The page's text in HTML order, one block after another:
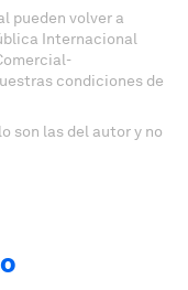
pueden volver a
Internacional
condiciones de
son las del autor y no